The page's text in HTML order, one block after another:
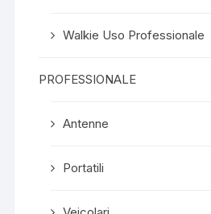
Walkie Uso Professionale
PROFESSIONALE
Antenne
Portatili